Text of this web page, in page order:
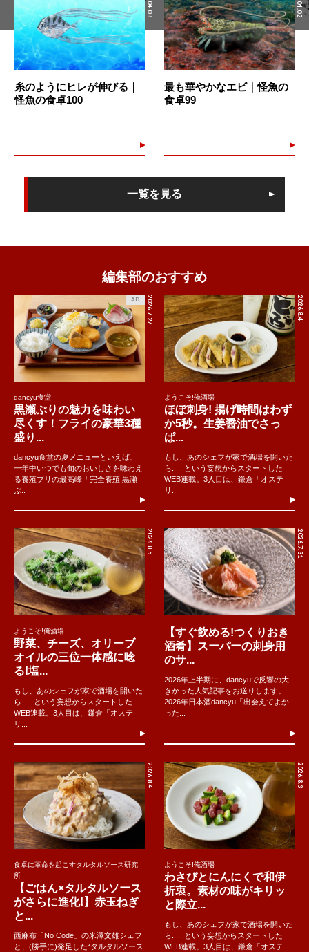
糸のようにヒレが伸びる｜
怪魚の食卓100
最も華やかなエビ｜怪魚の
食卓99
一覧を見る
編集部のおすすめ
2026.7.27
AD
dancyu食堂
黒瀬ぶりの魅力を味わい
尽くす！フライの豪華3種
盛り...
dancyu食堂の夏メニューといえば、
一年中いつでも旬のおいしさを味わえ
る養殖ブリの最高峰「完全養殖 黒瀬
ぶ..
2026.8.4
ようこそ!俺酒場
ほぼ刺身! 揚げ時間はわず
か5秒。生姜醤油でさっ
ぱ...
もし、あのシェフが家で酒場を開いた
ら......という妄想からスタートした
WEB連載。3人目は、鎌倉「オステ
リ...
2026.8.5
ようこそ!俺酒場
野菜、チーズ、オリーブ
オイルの三位一体感に唸
る!塩...
もし、あのシェフが家で酒場を開いた
ら......という妄想からスタートした
WEB連載。3人目は、鎌倉「オステ
リ...
2026.7.31
【すぐ飲める!つくりおき
酒肴】スーパーの刺身用
のサ...
2026年上半期に、dancyuで反響の大
きかった人気記事をお送りします。
2026年日本酒dancyu「出会えてよか
った...
2026.8.4
食卓に革命を起こすタルタルソース研究
所
【ごはん×タルタルソース
がさらに進化!】赤玉ねぎ
と...
西麻布「No Code」の米澤文雄シェフ
と、(勝手に)発足した“タルタルソース
2026.8.3
ようこそ!俺酒場
わさびとにんにくで和伊
折衷。素材の味がキリッ
と際立...
もし、あのシェフが家で酒場を開いた
ら......という妄想からスタートした
WEB連載。3人目は、鎌倉「オステ